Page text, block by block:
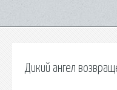
Дикий ангел